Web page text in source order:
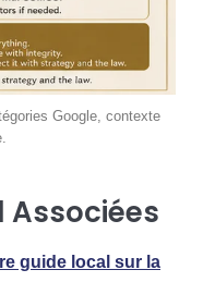
Google, contexte
Associées
guide local sur la